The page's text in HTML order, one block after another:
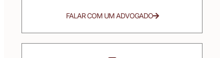
FALAR COM UM ADVOGADO